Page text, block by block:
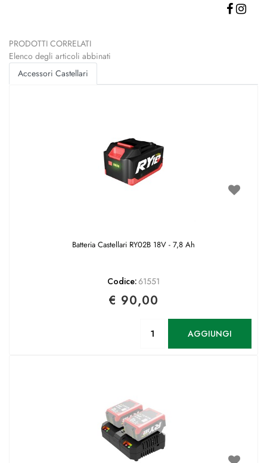
PRODOTTI CORRELATI
Elenco degli articoli abbinati
Accessori Castellari
Batteria Castellari RY02B 18V - 7,8 Ah
Codice:61551
€ 90,00
AGGIUNGI